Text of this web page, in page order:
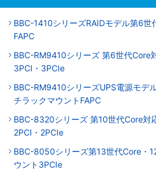
BBC-1410シリーズRAIDモデル第6世
FAPC
BBC-RM9410シリーズ 第6世代Core
3PCI・3PCIe
BBC-RM9410シリーズUPS電源モデ
チラックマウントFAPC
BBC-8320シリーズ 第10世代Core対
2PCI・2PCIe
BBC-8050シリーズ第13世代Core・
ウント3PCIe